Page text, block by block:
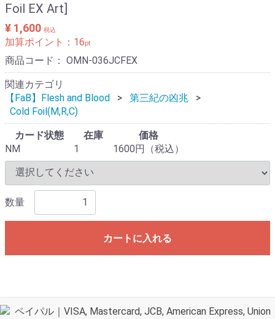
Foil EX Art]
¥ 1,600 税込
加算ポイント： 16pt
商品コード： OMN-036JCFEX
関連カテゴリ
【FaB】Flesh and Blood
第三紀の凶兆
Cold Foil(M,R,C)
カード状態 在庫
価格
NM
1 1600円（税込）
数量
カートに入れる